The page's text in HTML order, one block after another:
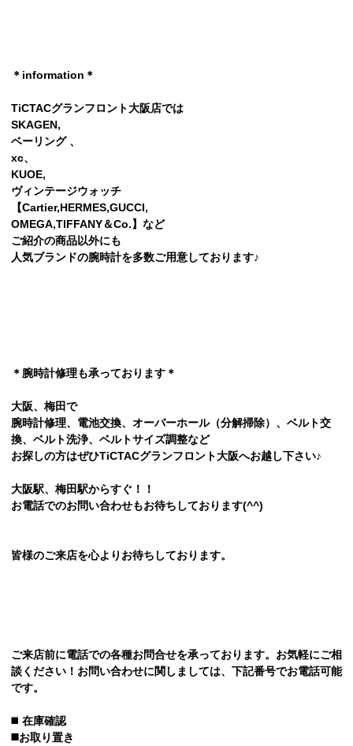
＊information＊
TiCTACグランフロント大阪店では
SKAGEN,
ベーリング 、
xc、
KUOE,
ヴィンテージウォッチ
【Cartier,HERMES,GUCCI,
OMEGA,TlFFANY＆Co.】など
ご紹介の商品以外にも
人気ブランドの腕時計を多数ご用意しております♪
＊腕時計修理も承っております＊
大阪、梅田で
腕時計修理、電池交換、オーバーホール（分解掃除）、ベルト交
換、ベルト洗浄、ベルトサイズ調整など
お探しの方はぜひTiCTACグランフロント大阪へお越し下さい♪
大阪駅、梅田駅からすぐ！！
お電話でのお問い合わせもお待ちしております(^^)
皆様のご来店を心よりお待ちしております。
ご来店前に電話での各種お問合せを承っております。お気軽にご相
談ください！お問い合わせに関しましては、下記番号でお電話可能
です。
◼️ 在庫確認
◼️お取り置き